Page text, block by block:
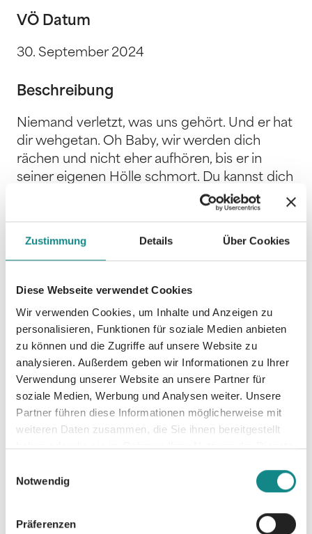
Zustimmung Details Über Cookies
Diese Webseite verwendet Cookies
Wir verwenden Cookies, um Inhalte und Anzeigen zu
personalisieren, Funktionen für soziale Medien anbieten
zu können und die Zugriffe auf unsere Website zu
analysieren. Außerdem geben wir Informationen zu Ihrer
Verwendung unserer Website an unsere Partner für
soziale Medien, Werbung und Analysen weiter. Unsere
Partner führen diese Informationen möglicherweise mit
weiteren Daten zusammen, die Sie ihnen bereitgestellt
haben oder die sie im Rahmen Ihrer Nutzung der Dienste
Notwendig
Präferenzen
VÖ Datum
30. September 2024
Beschreibung
Niemand verletzt, was uns gehört. Und er hat
dir wehgetan. Oh Baby, wir werden dich
rächen und nicht eher aufhören, bis er in
seiner eigenen Hölle schmort. Du kannst dich
auf uns verlassen. Für immer. *Limitierte 1.
Auflage mit farbigen Buchschnitt. (Lieferung
Informationen
PDF